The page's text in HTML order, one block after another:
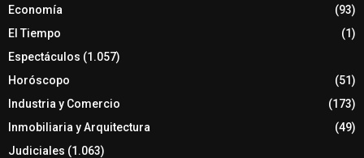
Economía
(93)
El Tiempo
(1)
Espectáculos (1.057)
Horóscopo
(51)
Industria y Comercio
(173)
Inmobiliaria y Arquitectura
(49)
Judiciales (1.063)